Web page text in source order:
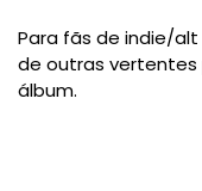
Para fãs de indie/
de outras
álbum.